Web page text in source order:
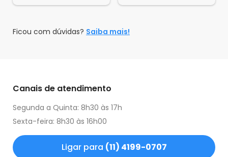
Ficou com dúvidas? Saiba mais!
Canais de atendimento
Segunda a Quinta: 8h30 às 17h
Sexta-feira: 8h30 às 16h00
Ligar para (11) 4199-0707